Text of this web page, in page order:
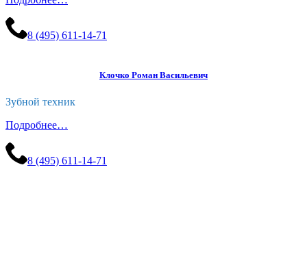
8 (495) 611-14-71
Клочко Роман Васильевич
Зубной техник
Подробнее…
8 (495) 611-14-71